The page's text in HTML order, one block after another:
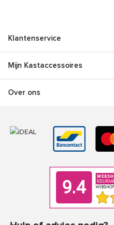
Klantenservice
Mijn Kastaccessoires
Over ons